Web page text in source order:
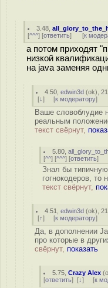
3.48 ,
[^^^] [ответить] [к
а потом приходят
низкой
на java заменяя
4.50 ,edwin3d (ok),
[↓] [к модератору]
Ваше словоблудие
реальным
текст свёрнут,
5.80 ,
[^^] [^^^] [ответить]
Знал бы
гогнокодеров, то
текст свёрнут,
4.51 ,edwin3d (ok),
[↑] [к модератору]
Да, в дополнении
про которые в
свёрнут, показать
5.75 ,Crazy Alex (
[ответить] [↓] [к